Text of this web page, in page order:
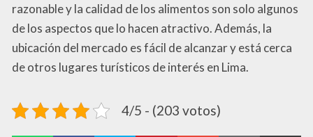
razonable y la calidad de los alimentos son solo algunos
de los aspectos que lo hacen atractivo. Además, la
ubicación del mercado es fácil de alcanzar y está cerca
de otros lugares turísticos de interés en Lima.
4/5 - (203 votos)